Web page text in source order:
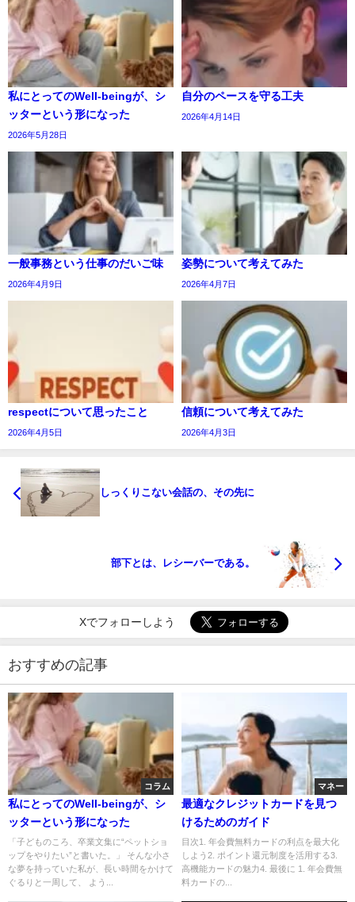
私にとってのWell-beingが、シ
ッターという形になった
2026年5月28日
自分のペースを守る工夫
2026年4月14日
一般事務という仕事のだいご味
2026年4月9日
姿勢について考えてみた
2026年4月7日
respectについて思ったこと
2026年4月5日
信頼について考えてみた
2026年4月3日
しっくりこない会話の、その先に
部下とは、レシーバーである。
Xでフォローしよう
おすすめの記事
コラム
私にとってのWell-beingが、シ
ッターという形になった
「子どものころ、卒業文集に“ペットショ
ップをやりたい”と書いた。」 そんな小さ
な夢を持っていた私が、長い時間をかけて
ぐるりと一周して、 よう...
マネー
最適なクレジットカードを見つ
けるためのガイド
目次1. 年会費無料カードの利点を最大化
しよう2. ポイント還元制度を活用する3.
高機能カードの魅力4. 最後に 1. 年会費無
料カードの...